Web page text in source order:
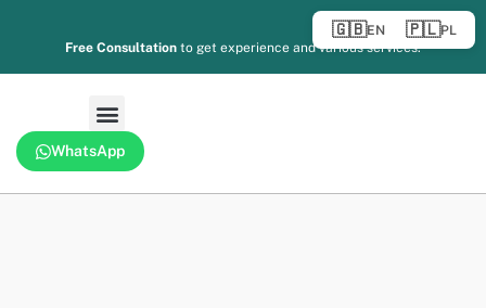
Free Consultation to get experience and various services.
WhatsApp
🇬🇧EN 🇵🇱PL